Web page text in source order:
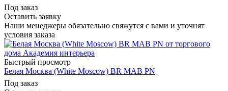
Под заказ
Оставить заявку
Наши менеджеры обязательно свяжутся с вами и уточнят
условия заказа
Быстрый просмотр
Белая Москва (White Moscow) BR MAB PN
Под заказ